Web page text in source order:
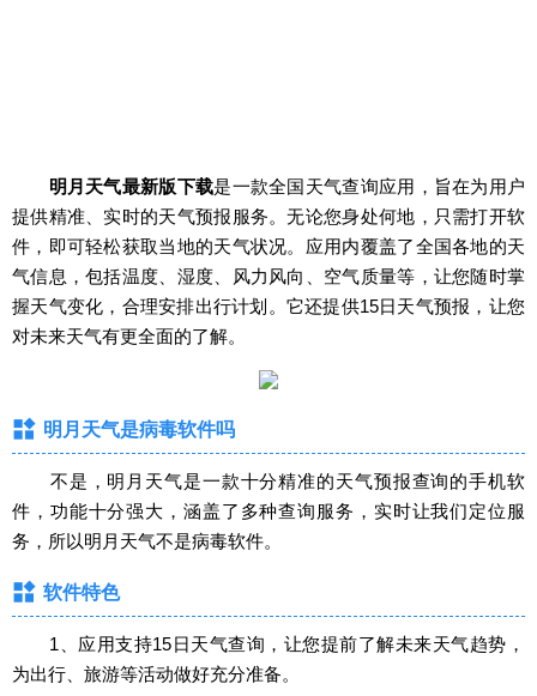
明月天气最新版下载是一款全国天气查询应用，旨在为用户
提供精准、实时的天气预报服务。无论您身处何地，只需打开软
件，即可轻松获取当地的天气状况。应用内覆盖了全国各地的天
气信息，包括温度、湿度、风力风向、空气质量等，让您随时掌
握天气变化，合理安排出行计划。它还提供15日天气预报，让您
对未来天气有更全面的了解。
明月天气是病毒软件吗
不是，明月天气是一款十分精准的天气预报查询的手机软
件，功能十分强大，涵盖了多种查询服务，实时让我们定位服
务，所以明月天气不是病毒软件。
软件特色
1、应用支持15日天气查询，让您提前了解未来天气趋势，
为出行、旅游等活动做好充分准备。